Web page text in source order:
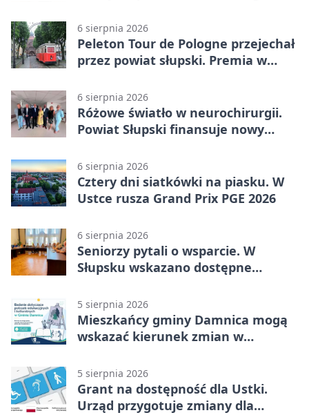
6 sierpnia 2026
Peleton Tour de Pologne przejechał
przez powiat słupski. Premia w
6 sierpnia 2026
Różowe światło w neurochirurgii.
Powiat Słupski finansuje nowy
6 sierpnia 2026
Cztery dni siatkówki na piasku. W
Ustce rusza Grand Prix PGE 2026
6 sierpnia 2026
Seniorzy pytali o wsparcie. W
Słupsku wskazano dostępne
5 sierpnia 2026
Mieszkańcy gminy Damnica mogą
wskazać kierunek zmian w
5 sierpnia 2026
Grant na dostępność dla Ustki.
Urząd przygotuje zmiany dla